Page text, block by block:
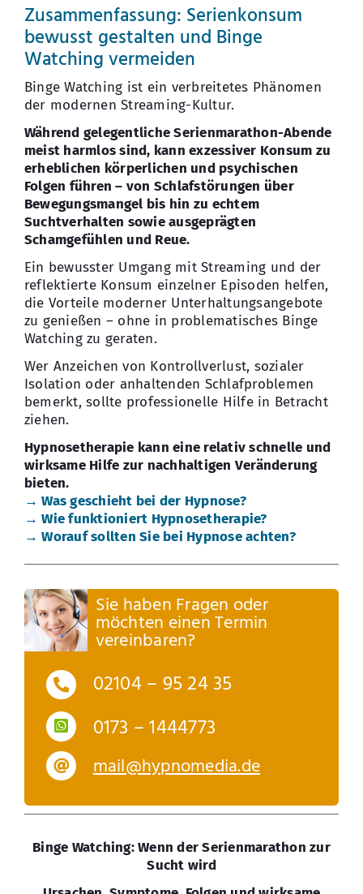
Zusammenfassung: Serienkonsum
bewusst gestalten und Binge
Watching vermeiden
Binge Watching ist ein verbreitetes Phänomen
der modernen Streaming-Kultur.
Während gelegentliche Serienmarathon-Abende
meist harmlos sind, kann exzessiver Konsum zu
erheblichen körperlichen und psychischen
Folgen führen – von Schlafstörungen über
Bewegungsmangel bis hin zu echtem
Suchtverhalten sowie ausgeprägten
Schamgefühlen und Reue.
Ein bewusster Umgang mit Streaming und der
reflektierte Konsum einzelner Episoden helfen,
die Vorteile moderner Unterhaltungsangebote
zu genießen – ohne in problematisches Binge
Watching zu geraten.
Wer Anzeichen von Kontrollverlust, sozialer
Isolation oder anhaltenden Schlafproblemen
bemerkt, sollte professionelle Hilfe in Betracht
ziehen.
Hypnosetherapie kann eine relativ schnelle und
wirksame Hilfe zur nachhaltigen Veränderung
bieten.
→ Was geschieht bei der Hypnose?
→ Wie funktioniert Hypnosetherapie?
→ Worauf sollten Sie bei Hypnose achten?
Sie haben Fragen oder
möchten einen Termin
vereinbaren?
02104 – 95 24 35
0173 – 1444773
mail@hypnomedia.de
Binge Watching: Wenn der Serienmarathon zur
Sucht wird